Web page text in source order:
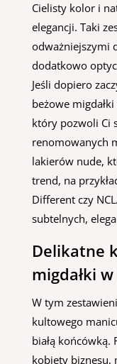
Cielisty kolor i
elegancji. Taki
odważniejszymi
dodatkowo
Jeśli dopiero
beżowe
który pozwoli Ci
renomowanych
lakierów nude,
trend, na
Different czy
subtelnych,
Delikatne
migdałki
W tym
kultowego
białą końcówką.
kobiety biznesu,